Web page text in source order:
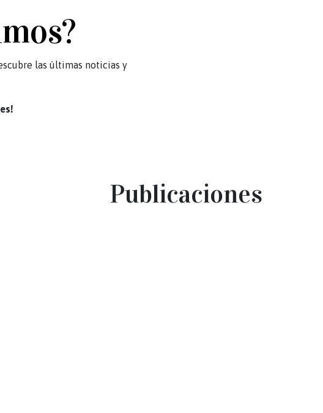
las últimas noticias y
Publicaciones